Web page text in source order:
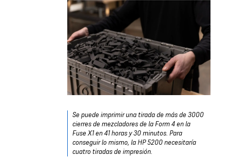
Se puede imprimir una tirada de más de 3000
cierres de mezcladores de la Form 4 en la
Fuse X1 en 41 horas y 30 minutos. Para
conseguir lo mismo, la HP 5200 necesitaría
cuatro tiradas de impresión.